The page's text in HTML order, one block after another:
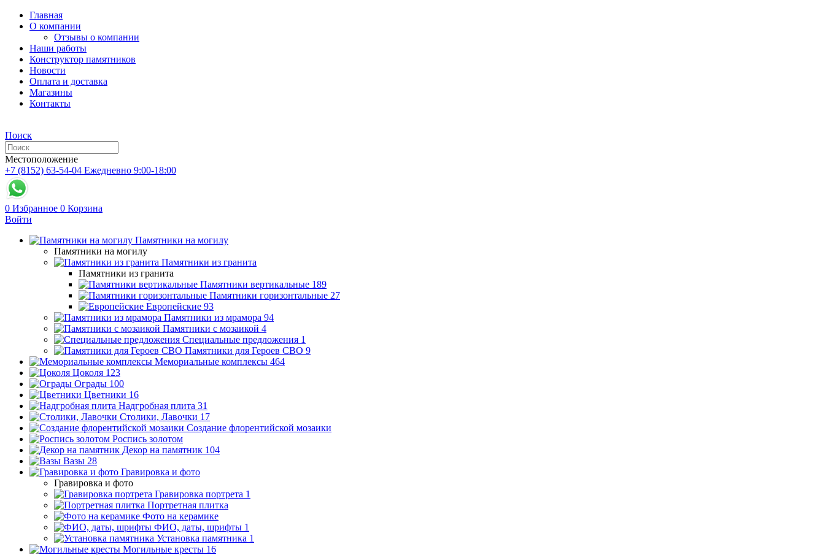
Главная
О компании
Отзывы о компании
Наши работы
Конструктор памятников
Новости
Оплата и доставка
Магазины
Контакты
Поиск
Местоположение
+7 (8152) 63-54-04 Ежедневно 9:00-18:00
0 Избранное 0 Корзина
Войти
Памятники на могилу
Памятники на могилу
Памятники из гранита
Памятники из гранита
Памятники вертикальные 189
Памятники горизонтальные 27
Европейские 93
Памятники из мрамора 94
Памятники с мозаикой 4
Специальные предложения 1
Памятники для Героев СВО 9
Мемориальные комплексы 464
Цоколя 123
Ограды 100
Цветники 16
Надгробная плита 31
Столики, Лавочки 17
Создание флорентийской мозаики
Роспись золотом
Декор на памятник 104
Вазы 28
Гравировка и фото
Гравировка и фото
Гравировка портрета 1
Портретная плитка
Фото на керамике
ФИО, даты, шрифты 1
Установка памятника 1
Могильные кресты 16